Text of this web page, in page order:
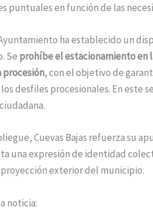
puntuales en función de las
ha establecido un
Se prohíbe el estacionamiento en
procesión, con el objetivo de
desfiles procesionales. En este
Cuevas Bajas refuerza su
una expresión de identidad
exterior del municipio.
noticia: